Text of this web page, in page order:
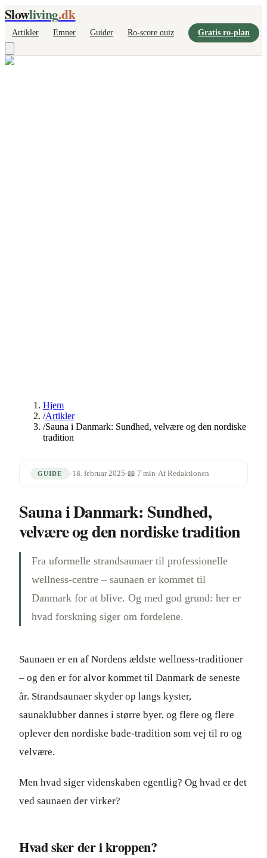
Slowliving.dk
Artikler Emner Guider Ro-score quiz Gratis ro-plan
Hjem
/Artikler
/Sauna i Danmark: Sundhed, velvære og den nordiske
tradition
GUIDE ·18. februar 2025·📖 7 min·AfRedaktionen
Sauna i Danmark: Sundhed,
velvære og den nordiske tradition
Fra uformelle strandsaunaer til professionelle
wellness-centre – saunaen er kommet til
Danmark for at blive. Og med god grund: her er
hvad forskning siger om fordelene.
Saunaen er en af Nordens ældste wellness-traditioner
– og den er for alvor kommet til Danmark de seneste
år. Strandsaunaer skyder op langs kyster,
saunaklubber dannes i større byer, og flere og flere
oplever den nordiske bade-tradition som vej til ro og
velvære.
Men hvad siger videnskaben egentlig? Og hvad er det
ved saunaen der virker?
Hvad sker der i kroppen?